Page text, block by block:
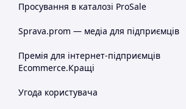
Просування в каталозі ProSale
Sprava.prom — медіа для підприємців
Премія для інтернет-підприємців
Ecommerce.Кращі
Угода користувача